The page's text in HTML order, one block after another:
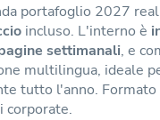
portafoglio 2027
incluso. L'interno è
settimanali, e
multilingua, ideale
tutto l'anno. Formato
corporate.